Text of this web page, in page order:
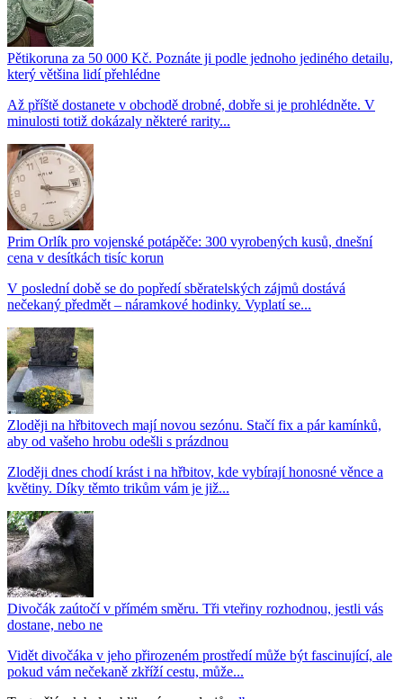
Pětikoruna za 50 000 Kč. Poznáte ji podle jednoho jediného detailu,
který většina lidí přehlédne
Až příště dostanete v obchodě drobné, dobře si je prohlédněte. V
minulosti totiž dokázaly některé rarity...
Prim Orlík pro vojenské potápěče: 300 vyrobených kusů, dnešní
cena v desítkách tisíc korun
V poslední době se do popředí sběratelských zájmů dostává
nečekaný předmět – náramkové hodinky. Vyplatí se...
Zloději na hřbitovech mají novou sezónu. Stačí fix a pár kamínků,
aby od vašeho hrobu odešli s prázdnou
Zloději dnes chodí krást i na hřbitov, kde vybírají honosné věnce a
květiny. Díky těmto trikům vám je již...
Divočák zaútočí v přímém směru. Tři vteřiny rozhodnou, jestli vás
dostane, nebo ne
Vidět divočáka v jeho přirozeném prostředí může být fascinující, ale
pokud vám nečekaně zkříží cestu, může...